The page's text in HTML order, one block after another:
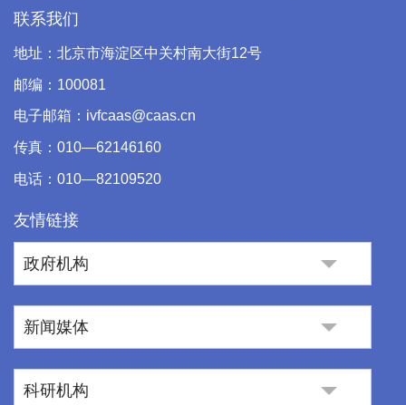
联系我们
地址：北京市海淀区中关村南大街12号
邮编：100081
电子邮箱：ivfcaas@caas.cn
传真：010—62146160
电话：010—82109520
友情链接
政府机构
新闻媒体
科研机构